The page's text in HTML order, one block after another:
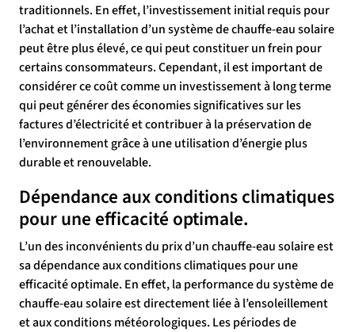
traditionnels. En effet, l’investissement initial requis pour
l’achat et l’installation d’un système de chauffe-eau solaire
peut être plus élevé, ce qui peut constituer un frein pour
certains consommateurs. Cependant, il est important de
considérer ce coût comme un investissement à long terme
qui peut générer des économies significatives sur les
factures d’électricité et contribuer à la préservation de
l’environnement grâce à une utilisation d’énergie plus
durable et renouvelable.
Dépendance aux conditions climatiques
pour une efficacité optimale.
L’un des inconvénients du prix d’un chauffe-eau solaire est
sa dépendance aux conditions climatiques pour une
efficacité optimale. En effet, la performance du système de
chauffe-eau solaire est directement liée à l’ensoleillement
et aux conditions météorologiques. Les périodes de